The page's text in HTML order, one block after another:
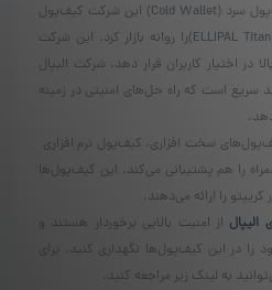
در سال ۲۰۱۹ با معرفی مفهوم کیف‌پول سرد (Cold Wallet) این شرکت کیف‌پول
سخت افزاری خود با نام تایتان (ELLIPAL Titan)را روانه بازار کرد. این شرکت
در اختیار کاربران قرار دهد. شرکت الیپال
سریع است که راه حل‌های امنیتی در زمینه
سخت افزاری، کیف‌پول نرم افزاری
را هم پشتیبانی می‌کند. این کیف‌پول‌ها
کریپتو را ارائه می‌دهند.
از امنیت بالایی برخوردار هستند و
را در این کیف‌پول‌ها نگهداری کنید. برای
به لینک زیر مراجعه کنید.